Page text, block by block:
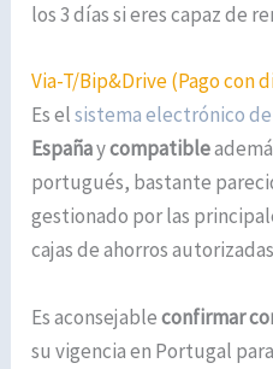
los 3 días si eres capaz de
Via-T/Bip&Drive (Pago con
Es elsistema electrónico
Españaycompatible
portugués, bastante
gestionado por las
cajas de ahorros
Es aconsejableconfirmar
su vigencia en Portugal